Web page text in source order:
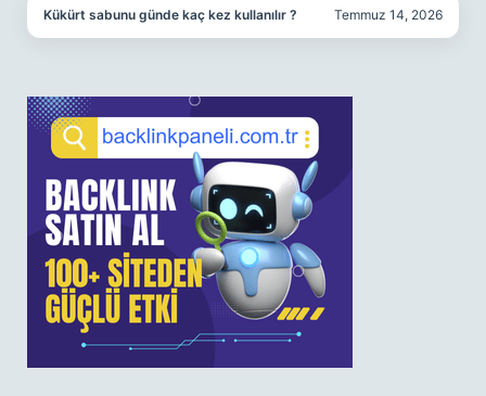
Kükürt sabunu günde kaç kez kullanılır ? Temmuz 14, 2026